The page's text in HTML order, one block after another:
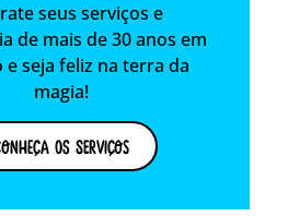
seus serviços e
de mais de 30 anos em
e seja feliz na terra da
magia!
os Serviços